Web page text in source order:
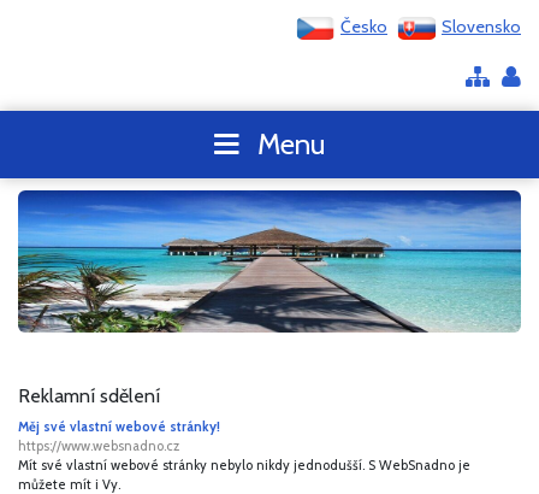
Česko Slovensko
Menu
Reklamní sdělení
Měj své vlastní webové stránky!
https://www.websnadno.cz
Mít své vlastní webové stránky nebylo nikdy jednodušší. S WebSnadno je
můžete mít i Vy.